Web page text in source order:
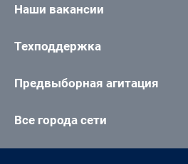
Наши вакансии
Техподдержка
Предвыборная агитация
Все города сети